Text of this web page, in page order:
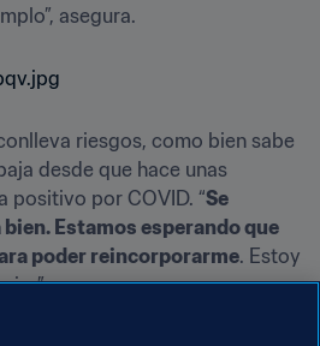
asegura.
riesgos, como bien sabe
desde que hace unas
positivo por COVID. “Se
Estamos esperando que
poder reincorporarme. Estoy
entrenos con el equipo